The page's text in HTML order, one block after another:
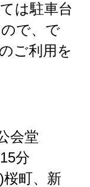
は駐車台
で、で
ご利用を
会堂
分
町、新